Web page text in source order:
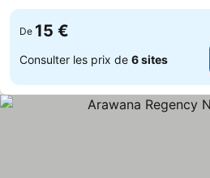
De 15 €
Consulter les prix de 6 sites